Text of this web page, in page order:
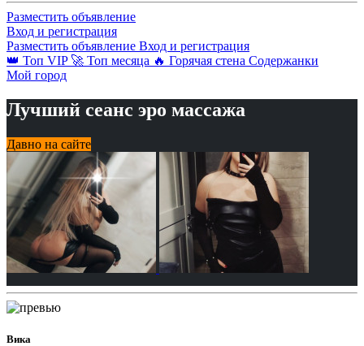
Разместить объявление
Вход и регистрация
Разместить объявление Вход и регистрация
👑 Топ VIP 🚀 Топ месяца 🔥 Горячая стена Содержанки
Мой город
Лучший сеанс эро массажа
Давно на сайте
Вика